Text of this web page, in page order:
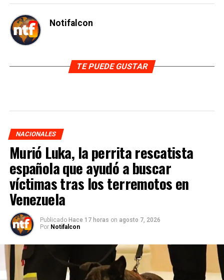
Notifalcon
TE PUEDE GUSTAR
NACIONALES
Murió Luka, la perrita rescatista
española que ayudó a buscar
víctimas tras los terremotos en
Venezuela
Publicado Hace 17 horas on agosto 7, 2026
Por Notifalcon